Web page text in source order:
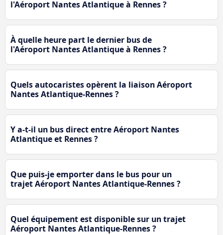
l'Aéroport Nantes Atlantique à Rennes ?
À quelle heure part le dernier bus de
l'Aéroport Nantes Atlantique à Rennes ?
Quels autocaristes opèrent la liaison Aéroport
Nantes Atlantique-Rennes ?
Y a-t-il un bus direct entre Aéroport Nantes
Atlantique et Rennes ?
Que puis-je emporter dans le bus pour un
trajet Aéroport Nantes Atlantique-Rennes ?
Quel équipement est disponible sur un trajet
Aéroport Nantes Atlantique-Rennes ?